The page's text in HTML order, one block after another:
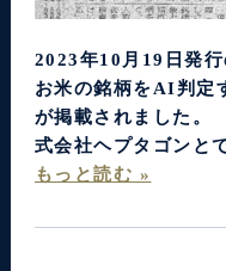
2023年10月19日発行
お米の銘柄をAI判定
が掲載されました
式会社ヘプタゴンと
もっと読む »